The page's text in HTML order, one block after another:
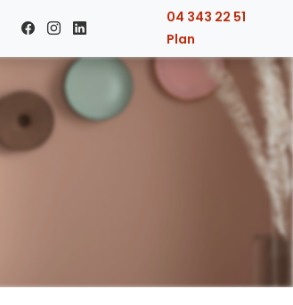
04 343 22 51
Plan